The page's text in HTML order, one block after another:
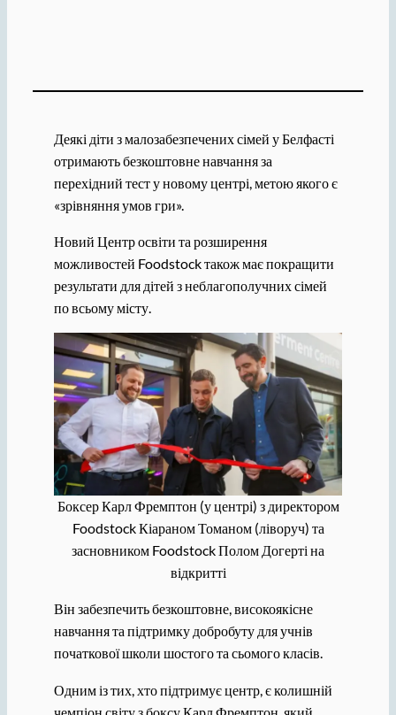
Деякі діти з малозабезпечених сімей у Белфасті
отримають безкоштовне навчання за
перехідний тест у новому центрі, метою якого є
«зрівняння умов гри».
Новий Центр освіти та розширення
можливостей Foodstock також має покращити
результати для дітей з неблагополучних сімей
по всьому місту.
Боксер Карл Фремптон (у центрі) з директором
Foodstock Кіараном Томаном (ліворуч) та
засновником Foodstock Полом Догерті на
відкритті
Він забезпечить безкоштовне, високоякісне
навчання та підтримку добробуту для учнів
початкової школи шостого та сьомого класів.
Одним із тих, хто підтримує центр, є колишній
чемпіон світу з боксу Карл Фремптон, який